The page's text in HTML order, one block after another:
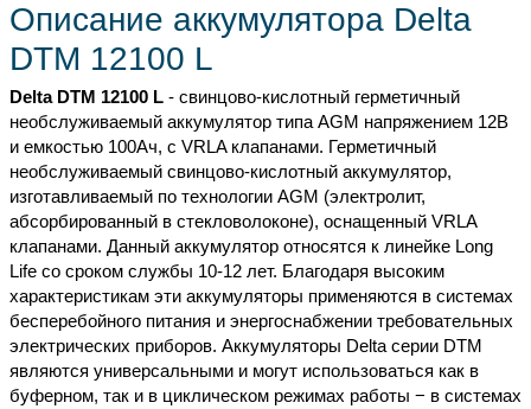
Описание аккумулятора Delta
DTM 12100 L
Delta DTM 12100 L - свинцово-кислотный герметичный
необслуживаемый аккумулятор типа AGM напряжением 12В
и емкостью 100Ач, c VRLA клапанами. Герметичный
необслуживаемый свинцово-кислотный аккумулятор,
изготавливаемый по технологии AGM (электролит,
абсорбированный в стекловолоконе), оснащенный VRLA
клапанами. Данный аккумулятор относятся к линейке Long
Life со сроком службы 10-12 лет. Благодаря высоким
характеристикам эти аккумуляторы применяются в системах
бесперебойного питания и энергоснабжении требовательных
электрических приборов. Аккумуляторы Delta серии DTM
являются универсальными и могут использоваться как в
буферном, так и в циклическом режимах работы − в системах